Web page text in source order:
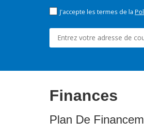
J'accepte les termes de la
Finances
Plan De